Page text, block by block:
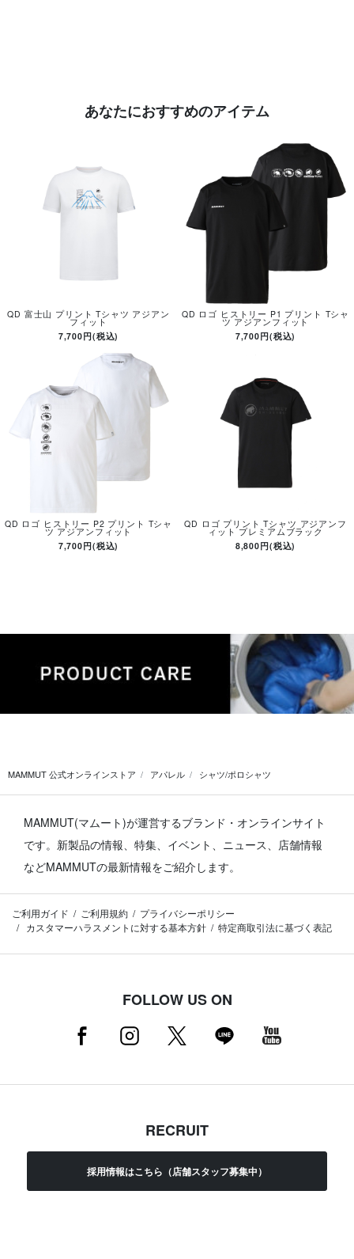
あなたにおすすめのアイテム
QD 富士山 プリント Tシャツ アジアン
フィット
7,700円(税込)
QD ロゴ ヒストリー P1 プリント Tシャ
ツ アジアンフィット
7,700円(税込)
QD ロゴ ヒストリー P2 プリント Tシャ
ツ アジアンフィット
7,700円(税込)
QD ロゴ プリント Tシャツ アジアンフ
ィット プレミアムブラック
8,800円(税込)
MAMMUT 公式オンラインストア アパレル シャツ/ポロシャツ
MAMMUT(マムート)が運営するブランド・オンラインサイト
です。 新製品の情報、特集、イベント、ニュース、店舗情報
などMAMMUTの最新情報をご紹介します。
ご利用ガイド ご利用規約
プライバシーポリシー
カスタマーハラスメントに対する基本方針
特定商取引法に基づく表記
FOLLOW US ON
RECRUIT
採用情報はこちら（店舗スタッフ募集中）